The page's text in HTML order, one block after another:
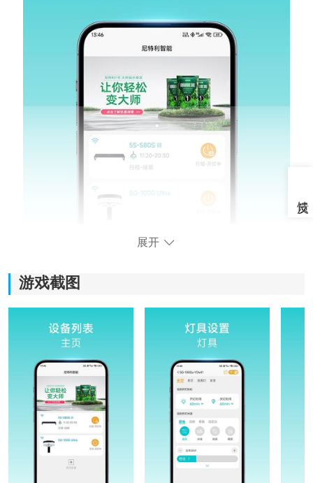
软件特色：
1、设备统一控制：
连接设备后，鱼缸里的灯具、水泵、过滤设备或者自动
展开
游戏截图